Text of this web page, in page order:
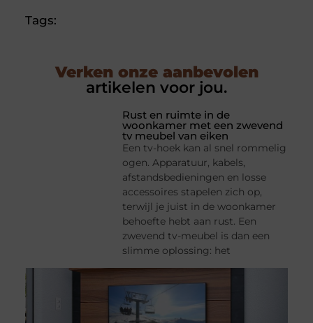
Tags:
Verken onze aanbevolen
artikelen voor jou.
Rust en ruimte in de
woonkamer met een zwevend
tv meubel van eiken
Een tv-hoek kan al snel rommelig
ogen. Apparatuur, kabels,
afstandsbedieningen en losse
accessoires stapelen zich op,
terwijl je juist in de woonkamer
behoefte hebt aan rust. Een
zwevend tv-meubel is dan een
slimme oplossing: het